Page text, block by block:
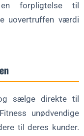
forpligtelse til
uovertruffen værdi
sælge direkte til
unødvendige
til deres kunder.